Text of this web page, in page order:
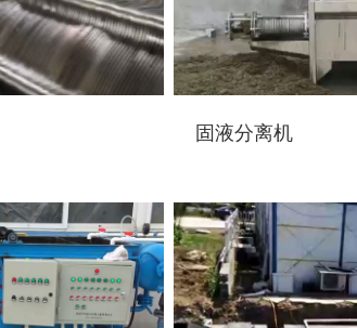
固液分离机